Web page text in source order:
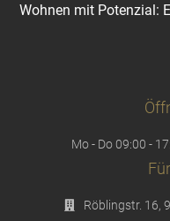
Wohnen mit Potenzial:
Mo - Do 09:00 -
Röblingstr. 16,